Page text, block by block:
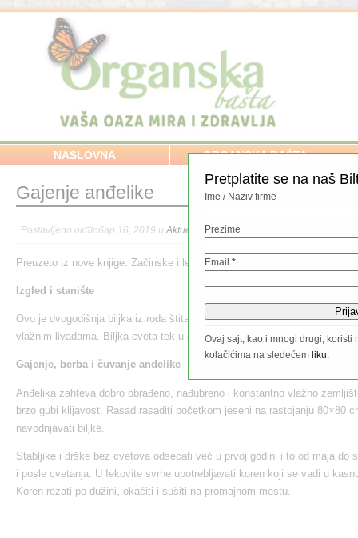
NASLOVNA ORGANSKA BAŠTA
Gajenje anđelike
Postavljeno октобар 16, 2019 u Aktuelno ,Hrana,
Preuzeto iz nove knjige: Začinske i lekovite biljke u organskoj bašti.
Izgled i stanište
Ovo je dvogodišnja biljka iz roda štitarki koja naraste do 2m visine i
vlažnim livadama. Biljka cveta tek u drugoj ili trećoj godini.
Gajenje, berba i čuvanje anđelike
Anđelika zahteva dobro obrađeno, nađubreno i konstantno vlažno
brzo gubi klijavost. Rasad rasaditi početkom jeseni na rastojanju 80×80
navodnjavati biljke.
Stabljike i drške bez cvetova odsecati već u prvoj godini i to od maja do
i posle cvetanja. U Iekovite svrhe upotrebljavati koren koji se vadi u
Koren rezati po dužini, okačiti i sušiti na promajnom mestu.
Pretplatite se na naš
Ime / Naziv firme
Prezime
Email *
Ovaj sajt, kao i mnogi drugi,
kolačićima na sledećem liku.